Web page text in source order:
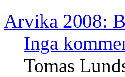
Arvika 2008:
Inga
Tomas